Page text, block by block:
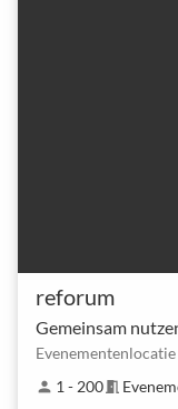
reforum
Gemeinsam
person 1 - 200meeting_room